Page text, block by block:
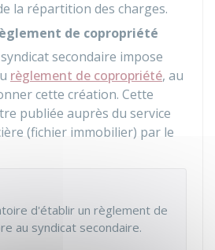
la répartition des charges.
de copropriété
secondaire impose
règlement de copropriété, au
cette création. Cette
publiée auprès du service
(fichier immobilier) par le
d'établir un règlement de
au syndicat secondaire.